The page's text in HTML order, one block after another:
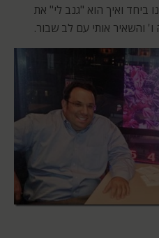
ביחד ואיך הוא "גנב לי" את
והשאיר אותי עם לב שבור.